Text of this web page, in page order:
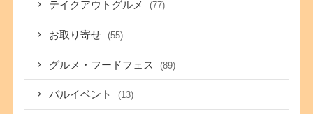
テイクアウトグルメ (77)
お取り寄せ (55)
グルメ・フードフェス (89)
バルイベント (13)